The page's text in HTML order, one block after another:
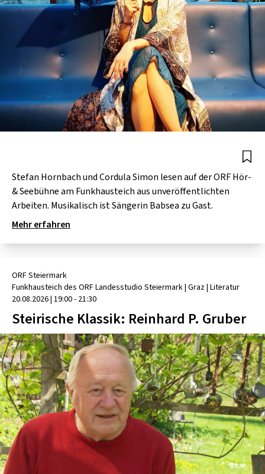
Stefan Hornbach und Cordula Simon lesen auf der ORF Hör-
& Seebühne am Funkhausteich aus unveröffentlichten
Arbeiten. Musikalisch ist Sängerin Babsea zu Gast.
Mehr erfahren
ORF Steiermark
Funkhausteich des ORF Landesstudio Steiermark| Graz| Literatur
20.08.2026| 19:00 - 21:30
Steirische Klassik: Reinhard P. Gruber